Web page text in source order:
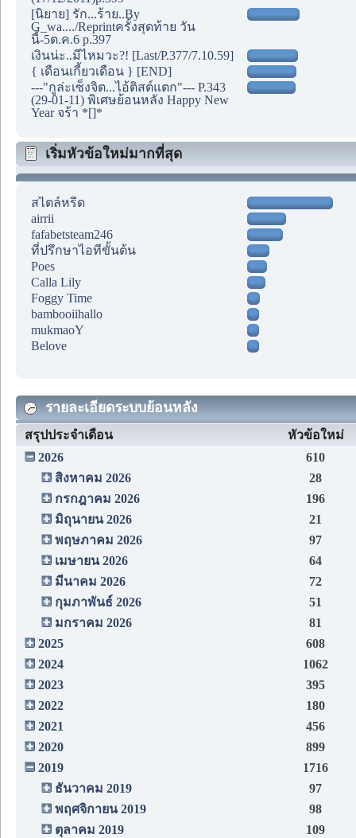
[นิยาย] รัก...ร้าย..By
G_wa..../Reprintครั้งสุดท้าย วัน
นี้-5ต.ค.6 p.397
เงินน่ะ..มีไหมวะ?! [Last/P.377/7.10.59]
{ เดือนเกี้ยวเดือน } [END]
---"กูล่ะเซ็งจิต...ไอ้ติสต์แตก"--- P.343
(29-01-11) พิเศษย้อนหลัง Happy New
Year จร้า *[]*
เริ่มหัวข้อใหม่มากที่สุด
สไตล์หรีด
airrii
fafabetsteam246
ที่ปรึกษาไอทีขั้นต้น
Poes
Calla Lily
Foggy Time
bambooiihallo
mukmaoY
Belove
รายละเอียดระบบย้อนหลัง
สรุปประจำเดือน
หัวข้อใหม่
2026
610
สิงหาคม 2026
28
กรกฎาคม 2026
196
มิถุนายน 2026
21
พฤษภาคม 2026
97
เมษายน 2026
64
มีนาคม 2026
72
กุมภาพันธ์ 2026
51
มกราคม 2026
81
2025
608
2024
1062
2023
395
2022
180
2021
456
2020
899
2019
1716
ธันวาคม 2019
97
พฤศจิกายน 2019
98
ตุลาคม 2019
109